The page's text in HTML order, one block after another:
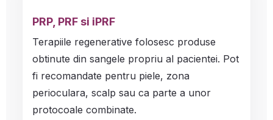
PRP, PRF si iPRF
Terapiile regenerative folosesc produse
obtinute din sangele propriu al pacientei. Pot
fi recomandate pentru piele, zona
perioculara, scalp sau ca parte a unor
protocoale combinate.